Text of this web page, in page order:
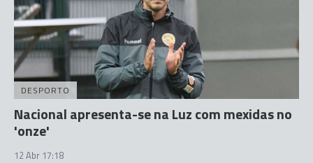
DESPORTO
Nacional apresenta-se na Luz com mexidas no
'onze'
12 Abr 17:18